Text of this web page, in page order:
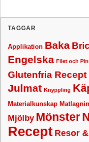
TAGGAR
Applikation Baka
Engelska Filet och
Glutenfria Recept
Julmat Knyppling
Materialkunskap
Mjölby Mönster
Recept Resor